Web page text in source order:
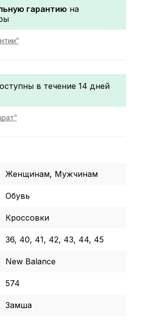
гарантию на
в течение 14 дней
Женщинам, Мужчинам
Обувь
Кроссовки
36, 40, 41, 42, 43, 44, 45
New Balance
574
Замша